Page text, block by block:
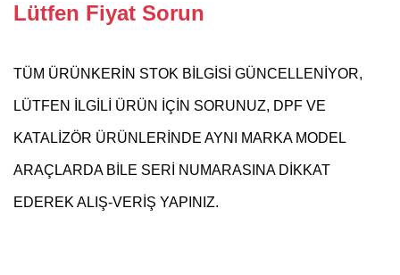
Lütfen Fiyat Sorun
TÜM ÜRÜNKERİN STOK BİLGİSİ GÜNCELLENİYOR,
LÜTFEN İLGİLİ ÜRÜN İÇİN SORUNUZ, DPF VE
KATALİZÖR ÜRÜNLERİNDE AYNI MARKA MODEL
ARAÇLARDA BİLE SERİ NUMARASINA DİKKAT
EDEREK ALIŞ-VERİŞ YAPINIZ.